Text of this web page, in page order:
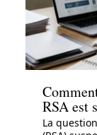
Actu
RSA est
La